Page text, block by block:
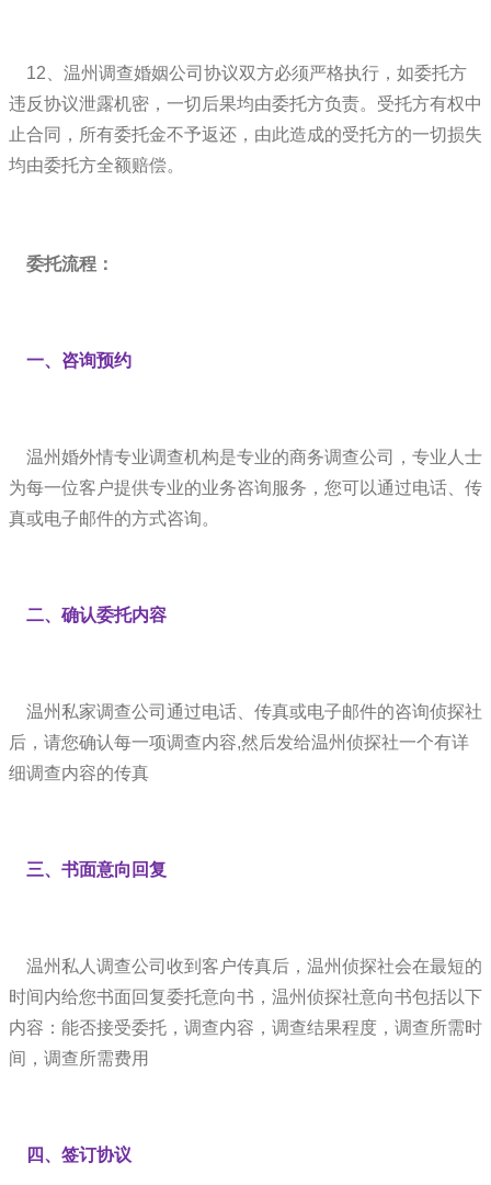
12、温州调查婚姻公司协议双方必须严格执行，如委托方
违反协议泄露机密，一切后果均由委托方负责。受托方有权中
止合同，所有委托金不予返还，由此造成的受托方的一切损失
均由委托方全额赔偿。
委托流程：
一、咨询预约
温州婚外情专业调查机构是专业的商务调查公司，专业人士
为每一位客户提供专业的业务咨询服务，您可以通过电话、传
真或电子邮件的方式咨询。
二、确认委托内容
温州私家调查公司通过电话、传真或电子邮件的咨询侦探社
后，请您确认每一项调查内容,然后发给温州侦探社一个有详
细调查内容的传真
三、书面意向回复
温州私人调查公司收到客户传真后，温州侦探社会在最短的
时间内给您书面回复委托意向书，温州侦探社意向书包括以下
内容：能否接受委托，调查内容，调查结果程度，调查所需时
间，调查所需费用
四、签订协议